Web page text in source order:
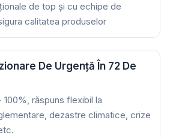
de top și cu echipe de
calitatea produselor
De Urgență În 72 De
răspuns flexibil la
dezastre climatice, crize